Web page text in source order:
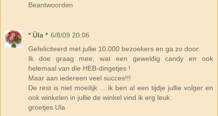
Beantwoorden
* Üla * 6/8/09 20:06
Gefeliciteerd met jullie 10.000 bezoekers en ga zo door.
Ik doe graag mee, wat een geweldig candy en ook
helemaal van die HEB-dingetjes !
Maar aan iedereen veel succes!!!
De rest is niet moeilijk ... ik ben al een tijdje jullie volger en
ook winkelen in jullie de winkel vind ik erg leuk.
groetjes Ula